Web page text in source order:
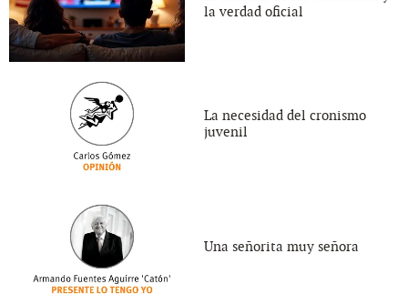
la verdad oficial
La necesidad del cronismo
juvenil
Una señorita muy señora